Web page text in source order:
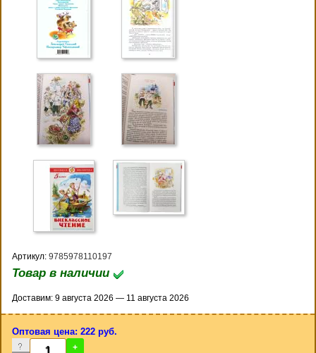
Артикул: 9785978110197
Товар в наличии
Доставим: 9 августа 2026 — 11 августа 2026
Оптовая цена: 222 руб.
- +